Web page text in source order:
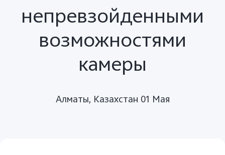
Казахстан | Выберите страну/регион
непревзойденными
возможностями
камеры
Алматы, Казахстан 01 Мая